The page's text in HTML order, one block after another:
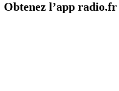
Obtenez l’app